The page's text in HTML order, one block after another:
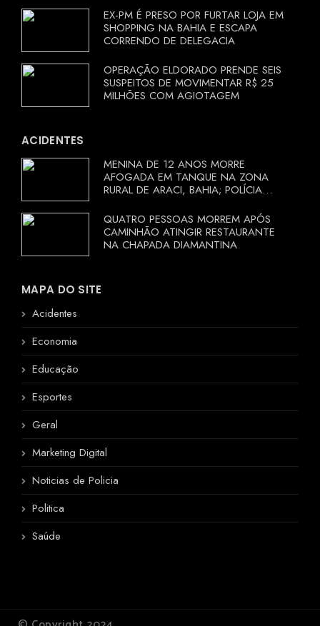
EX-PM É PRESO POR FURTAR LOJA EM
SHOPPING NA BAHIA E ESCAPA
CORRENDO DE DELEGACIA
OPERAÇÃO ELDORADO PRENDE SEIS
SUSPEITOS DE MOVIMENTAR R$ 25
MILHÕES COM AGIOTAGEM
ACIDENTES
MENINA DE 12 ANOS MORRE
AFOGADA EM TANQUE NA ZONA
RURAL DE ARACI, BAHIA; POLÍCIA
QUATRO PESSOAS MORREM APÓS
CAMINHÃO ATINGIR RESTAURANTE
NA CHAPADA DIAMANTINA
MAPA DO SITE
Acidentes
Economia
Educação
Esportes
Geral
Marketing Digital
Noticias de Policia
Politica
Saúde